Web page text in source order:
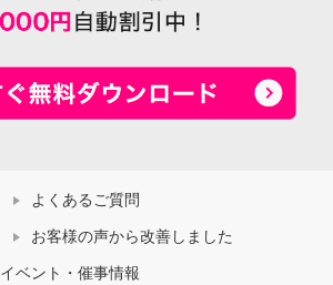
よくあるご質問
お客様の声から改善しました
イベント・催事情報